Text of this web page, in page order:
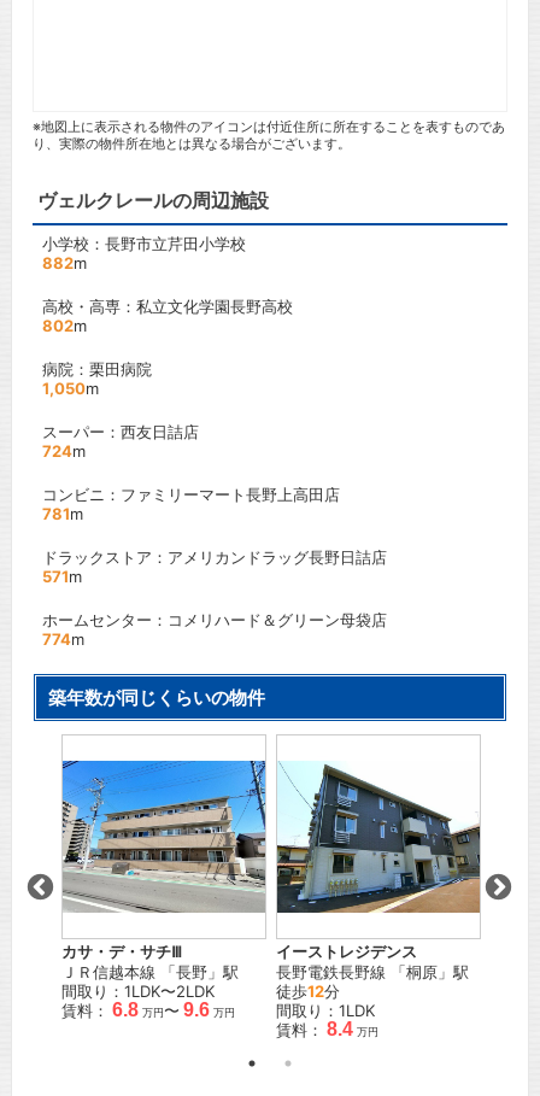
※地図上に表示される物件のアイコンは付近住所に所在することを表すものであ
り、実際の物件所在地とは異なる場合がございます。
ヴェルクレールの周辺施設
小学校：長野市立芹田小学校
882m
高校・高専：私立文化学園長野高校
802m
病院：栗田病院
1,050m
スーパー：西友日詰店
724m
コンビニ：ファミリーマート長野上高田店
781m
ドラックストア：アメリカンドラッグ長野日詰店
571m
ホームセンター：コメリハード＆グリーン母袋店
774m
築年数が同じくらいの物件
カサ・デ・サチⅢ
ＪＲ信越本線 「長野 」駅
間取り：1LDK〜2LDK
賃料： 6.8 万円〜 9.6 万円
イーストレジデンス
長野電鉄長野線 「桐原 」駅
徒歩12分
間取り：1LDK
賃料： 8.4 万円